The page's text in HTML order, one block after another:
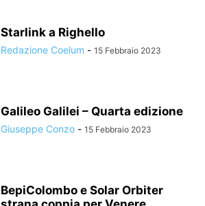
Starlink a Righello
Redazione Coelum - 15 Febbraio 2023
Galileo Galilei – Quarta edizione
Giuseppe Conzo - 15 Febbraio 2023
BepiColombo e Solar Orbiter